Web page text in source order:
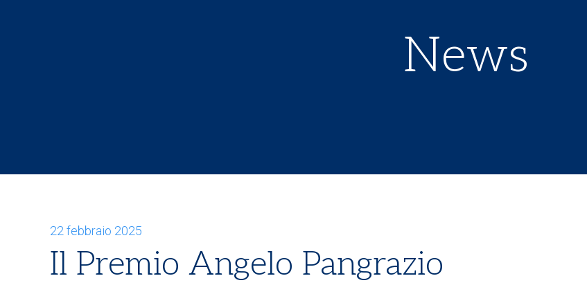
News
22 febbraio 2025
Il Premio Angelo Pangrazio